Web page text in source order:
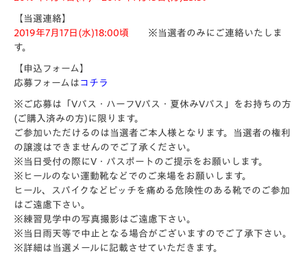
【当選連絡】
2019年7月17日(水)18:00頃 ※当選者のみにご連絡いたしま
す。
【申込フォーム】
応募フォームは コチラ
※ご応募は「Vパス・ハーフVパス・夏休みVパス」をお持ちの方
(ご購入済みの方)に限ります。
ご参加いただけるのは当選者ご本人様となります。当選者の権利
の譲渡はできませんのでご了承ください。
※当日受付の際にV・パスポートのご提示をお願いします。
※ヒールのない運動靴などでのご来場をお願いします。
ヒール、スパイクなどピッチを痛める危険性のある靴でのご参加
はご遠慮下さい。
※練習見学中の写真撮影はご遠慮下さい。
※当日雨天等で中止となる場合がございますのでご了承下さい。
※詳細は当選メールに記載させていただきます。